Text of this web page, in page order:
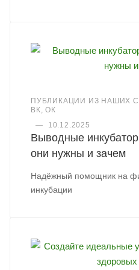
ПУБЛИКАЦИИ ИЗ НАШИХ
ВК, ОК
—
10.12.2025
Выводные
они нужны и зачем
Надёжный помощник на
инкубации